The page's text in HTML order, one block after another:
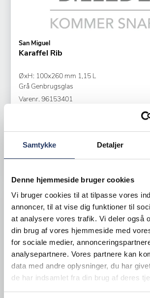
Samtykke Detaljer
Denne hjemmeside bruger cookies
Vi bruger cookies til at tilpasse vores
annoncer, til at vise dig funktioner til
at analysere vores trafik. Vi deler også
din brug af vores hjemmeside med
for sociale medier,
analysepartnere. Vores partnere kan
data med andre oplysninger, du har
de har indsamlet fra din brug af deres
San Miguel
Karaffel Rib
ØxH: 100x260 mm 1,15 L
Grå Genbrugsglas
Varenr. 96153401
72,25 DKK /productUnit
LÆG I